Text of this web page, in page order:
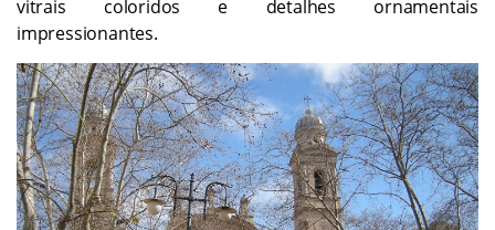
vitrais coloridos e detalhes ornamentais
impressionantes.